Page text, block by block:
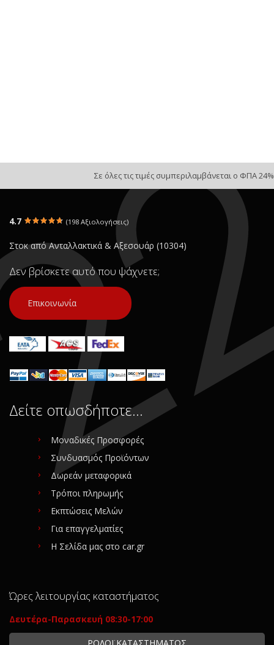
Σε όλες τις τιμές συμπεριλαμβάνεται ο ΦΠΑ 24%
4.7 (198 Αξιολογήσεις)
Στοκ από Ανταλλακτικά & Αξεσουάρ (10304)
Δεν βρίσκετε αυτό που ψάχνετε;
Επικοινωνία
Δείτε οπωσδήποτε…
Μοναδικές Προσφορές
Συνδυασμός Προϊόντων
Δωρεάν μεταφορικά
Τρόποι πληρωμής
Εκπτώσεις Μελών
Για επαγγελματίες
Η Σελίδα μας στο car.gr
Ώρες λειτουργίας καταστήματος
Δευτέρα-Παρασκευή 08:30-17:00
ΡΟΛΟΪ ΚΑΤΑΣΤΗΜΑΤΟΣ